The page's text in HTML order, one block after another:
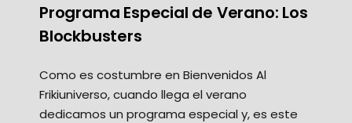
Programa Especial de Verano: Los
Blockbusters
Como es costumbre en Bienvenidos Al
Frikiuniverso, cuando llega el verano
dedicamos un programa especial y, es este